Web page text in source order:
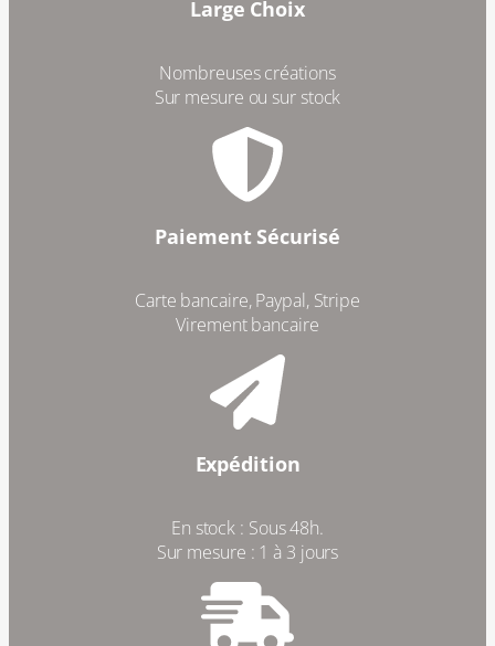
Large Choix
Nombreuses créations
Sur mesure ou sur stock
Paiement Sécurisé
Carte bancaire, Paypal, Stripe
Virement bancaire
Expédition
En stock : Sous 48h.
Sur mesure : 1 à 3 jours